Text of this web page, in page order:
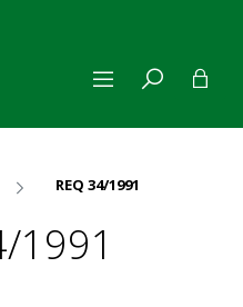
REQ 34/1991
1991